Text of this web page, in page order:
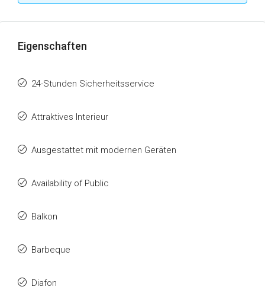
Eigenschaften
24-Stunden Sicherheitsservice
Attraktives Interieur
Ausgestattet mit modernen Geräten
Availability of Public
Balkon
Barbeque
Diafon